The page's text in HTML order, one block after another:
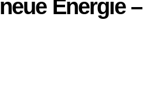
Energie –